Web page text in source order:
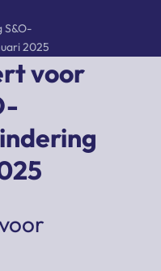
S&O-
2025
voor